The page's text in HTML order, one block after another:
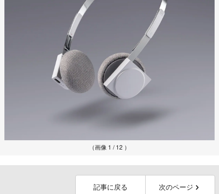
（画像 1 / 12 ）
記事に戻る 次のページ